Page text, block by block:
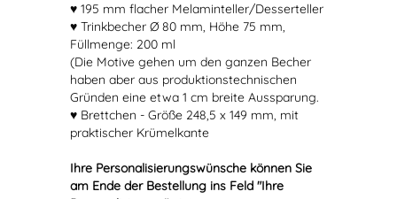
♥ 195 mm flacher Melaminteller/Desserteller
♥ Trinkbecher Ø 80 mm, Höhe 75 mm,
Füllmenge: 200 ml
(Die Motive gehen um den ganzen Becher
haben aber aus produktionstechnischen
Gründen eine etwa 1 cm breite Aussparung.
♥ Brettchen - Größe 248,5 x 149 mm, mit
praktischer Krümelkante
Ihre Personalisierungswünsche können Sie
am Ende der Bestellung ins Feld "Ihre